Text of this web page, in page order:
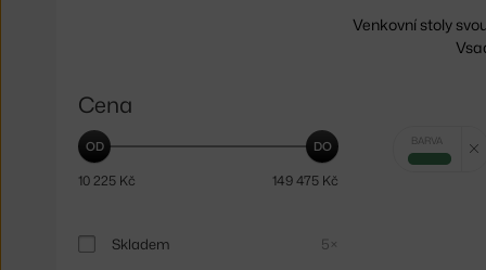
Venkovní stoly
Cena
10 225 Kč 149 475 Kč
Skladem 5×
Vybrané
filtry:
BARVA
zelená